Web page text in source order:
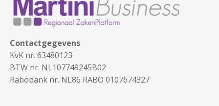
Contactgegevens
KvK nr. 63480123
BTW nr. NL107749245B02
Rabobank nr. NL86 RABO 0107674327